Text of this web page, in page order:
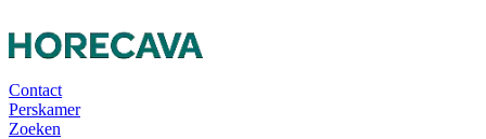
Contact
Perskamer
Zoeken